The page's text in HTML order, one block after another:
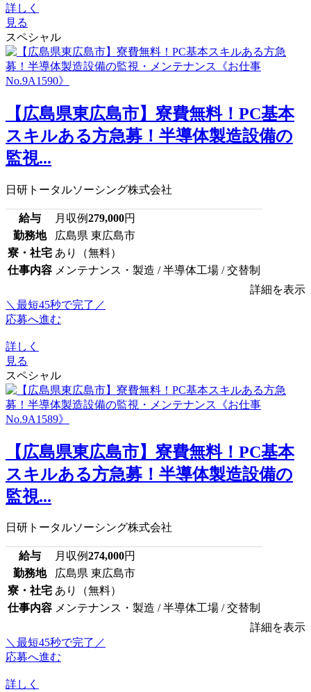
詳しく
見る
スペシャル
【広島県東広島市】寮費無料！PC基本
スキルある方急募！半導体製造設備の
監視...
日研トータルソーシング株式会社
給与 月収例279,000円
勤務地
広島県 東広島市
寮・社宅 あり（無料）
仕事内容 メンテナンス・製造 / 半導体工場 / 交替制
詳細を表示
＼最短45秒で完了／
応募へ進む
詳しく
見る
スペシャル
【広島県東広島市】寮費無料！PC基本
スキルある方急募！半導体製造設備の
監視...
日研トータルソーシング株式会社
給与 月収例274,000円
勤務地
広島県 東広島市
寮・社宅 あり（無料）
仕事内容 メンテナンス・製造 / 半導体工場 / 交替制
詳細を表示
＼最短45秒で完了／
応募へ進む
詳しく